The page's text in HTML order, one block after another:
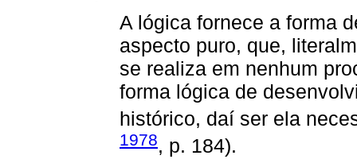
A lógica fornece a forma
aspecto puro, que,
se realiza em nenhum
forma lógica de
histórico, daí ser ela
1978, p. 184).